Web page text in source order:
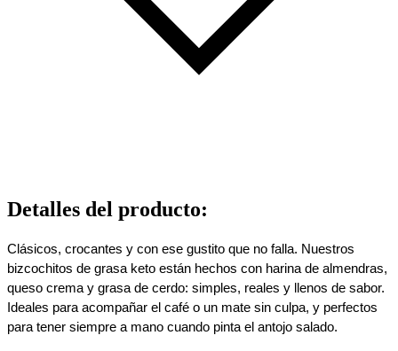
Detalles del producto:
Clásicos, crocantes y con ese gustito que no falla. Nuestros
bizcochitos de grasa keto están hechos con harina de almendras,
queso crema y grasa de cerdo: simples, reales y llenos de sabor.
Ideales para acompañar el café o un mate sin culpa, y perfectos
para tener siempre a mano cuando pinta el antojo salado.